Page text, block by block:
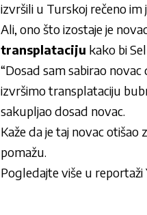
izvršili u Turskoj rečeno
Ali, ono što izostaje je
transplataciju kako bi
“Dosad sam sabirao
izvršimo transplataciju
sakupljao dosad novac.
Kaže da je taj novac
pomažu.
Pogledajte više u reportaži